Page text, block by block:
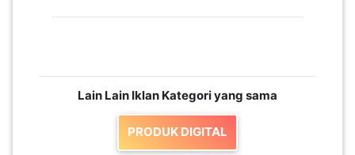
Lain Lain Iklan Kategori yang sama
PRODUK DIGITAL